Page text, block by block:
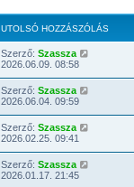
UTOLSÓ HOZZÁSZÓLÁS
Szerző: Szassza
2026.06.09. 08:58
Szerző: Szassza
2026.06.04. 09:59
Szerző: Szassza
2026.02.25. 09:41
Szerző: Szassza
2026.01.17. 21:45